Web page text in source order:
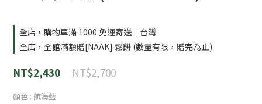
全店，購物車滿 1000 免運寄送｜台灣
全店，全館滿額贈[NAAK] 鬆餅 (數量有限，贈完為止)
NT$2,700
NT$2,430
顏色 : 航海藍